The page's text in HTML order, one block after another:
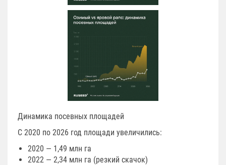
Динамика посевных площадей
С 2020 по 2026 год площади увеличились:
2020 — 1,49 млн га
2022 — 2,34 млн га (резкий скачок)